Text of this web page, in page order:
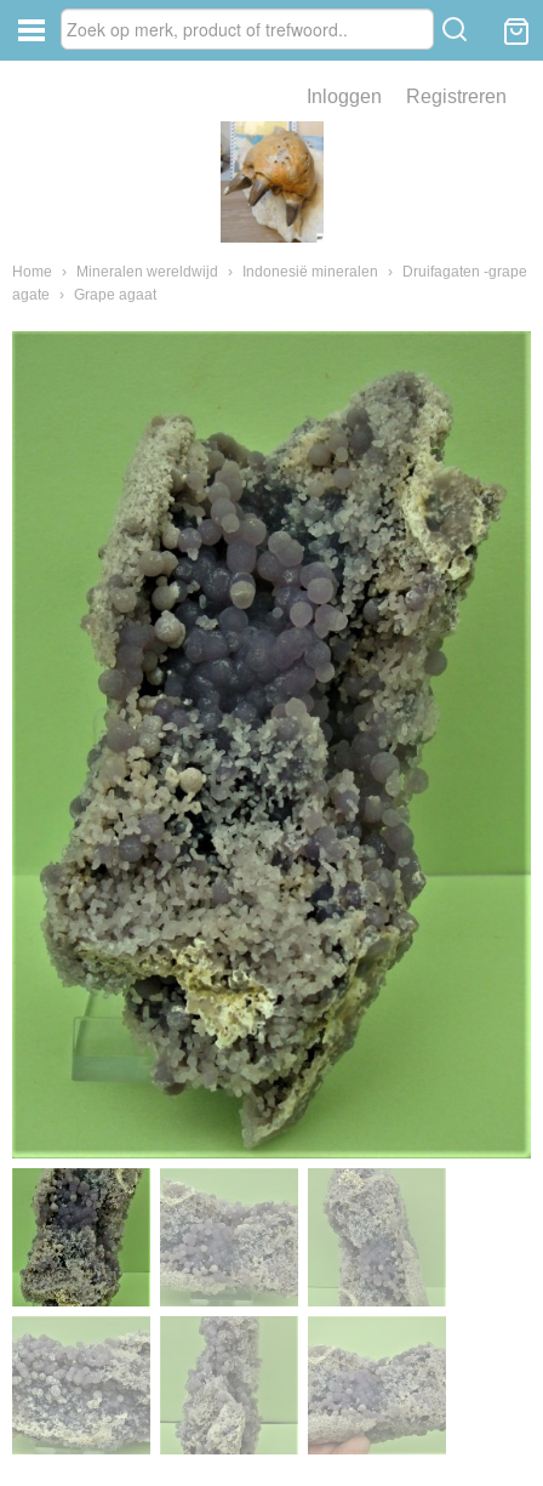
Inloggen Registreren
Home › Mineralen wereldwijd › Indonesië mineralen ›
Druifagaten -grape
agate
› Grape agaat
van fossielen en mineralen